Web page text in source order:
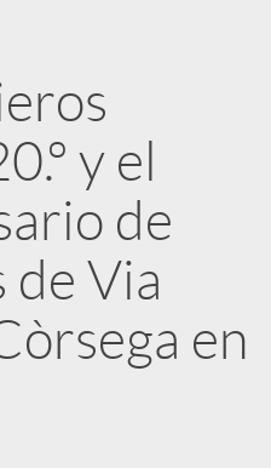
y el
de
de Via
en